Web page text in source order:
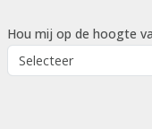
Hou mij op de hoogte